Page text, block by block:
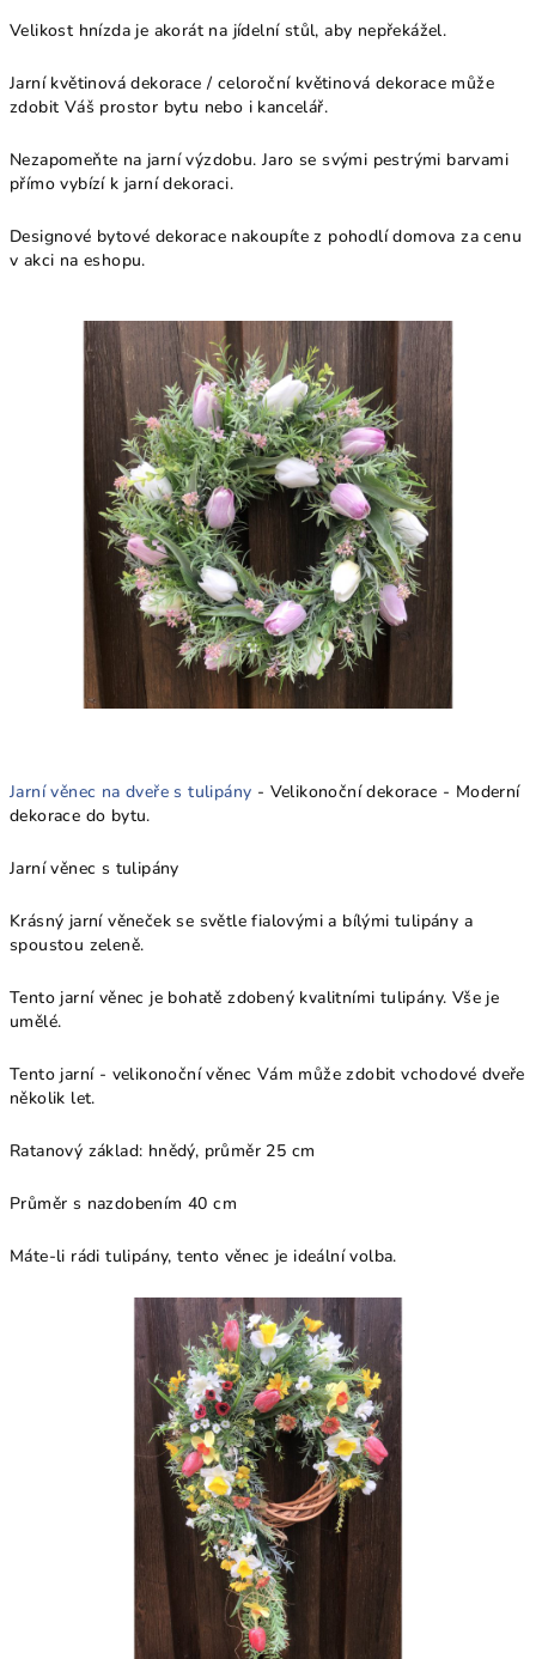
Velikost hnízda je akorát na jídelní stůl, aby nepřekážel.
Jarní květinová dekorace / celoroční květinová dekorace může
zdobit Váš prostor bytu nebo i kancelář.
Nezapomeňte na jarní výzdobu. Jaro se svými pestrými barvami
přímo vybízí k jarní dekoraci.
Designové bytové dekorace nakoupíte z pohodlí domova za cenu
v akci na eshopu.
Jarní věnec na dveře s tulipány - Velikonoční dekorace - Moderní
dekorace do bytu.
Jarní věnec s tulipány
Krásný jarní věneček se světle fialovými a bílými tulipány a
spoustou zeleně.
Tento jarní věnec je bohatě zdobený kvalitními tulipány. Vše je
umělé.
Tento jarní - velikonoční věnec Vám může zdobit vchodové dveře
několik let.
Ratanový základ: hnědý, průměr 25 cm
Průměr s nazdobením 40 cm
Máte-li rádi tulipány, tento věnec je ideální volba.